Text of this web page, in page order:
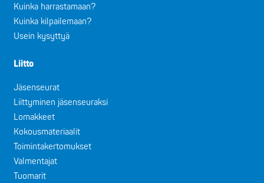
Kuinka harrastamaan?
Kuinka kilpailemaan?
Usein kysyttyä
Liitto
Jäsenseurat
Liittyminen jäsenseuraksi
Lomakkeet
Kokousmateriaalit
Toimintakertomukset
Valmentajat
Tuomarit